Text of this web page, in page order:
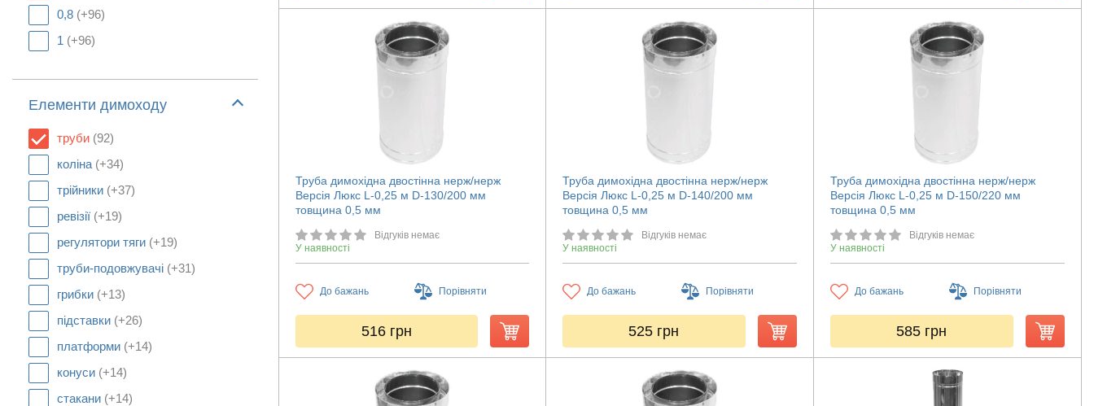
0,8 (+96)
1 (+96)
Елементи димоходу
труби (92)
коліна (+34)
трійники (+37)
ревізії (+19)
регулятори тяги (+19)
труби-подовжувачі (+31)
грибки (+13)
підставки (+26)
платформи (+14)
конуси (+14)
стакани (+14)
Труба димохідна двостінна нерж/нерж
Версія Люкс L-0,25 м D-130/200 мм
товщина 0,5 мм
Відгуків немає
У наявності
До бажань Порівняти
516 грн
Труба димохідна двостінна нерж/нерж
Версія Люкс L-0,25 м D-140/200 мм
товщина 0,5 мм
Відгуків немає
У наявності
До бажань Порівняти
525 грн
Труба димохідна двостінна нерж/нерж
Версія Люкс L-0,25 м D-150/220 мм
товщина 0,5 мм
Відгуків немає
У наявності
До бажань Порівняти
585 грн